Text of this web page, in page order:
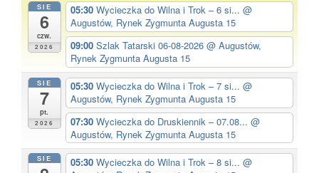
SIE
6
czw.
2026
05:30 Wycieczka do Wilna i Trok – 6 si... @
Augustów, Rynek Zygmunta Augusta 15
09:00 Szlak Tatarski 06-08-2026 @ Augustów,
Rynek Zygmunta Augusta 15
SIE
7
pt.
2026
05:30 Wycieczka do Wilna i Trok – 7 si... @
Augustów, Rynek Zygmunta Augusta 15
07:30 Wycieczka do Druskiennik – 07.08... @
Augustów, Rynek Zygmunta Augusta 15
SIE 05:30 Wycieczka do Wilna i Trok – 8 si... @